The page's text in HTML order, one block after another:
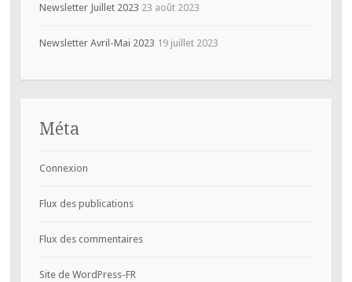
Newsletter Juillet 2023 23 août 2023
Newsletter Avril-Mai 2023 19 juillet 2023
Méta
Connexion
Flux des publications
Flux des commentaires
Site de WordPress-FR